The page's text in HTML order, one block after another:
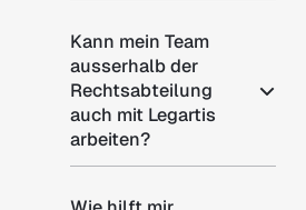
Kann mein Team
ausserhalb der
Rechtsabteilung
auch mit Legartis
arbeiten?